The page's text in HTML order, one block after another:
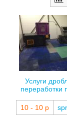
Услуги
переработки
10 - 10 р